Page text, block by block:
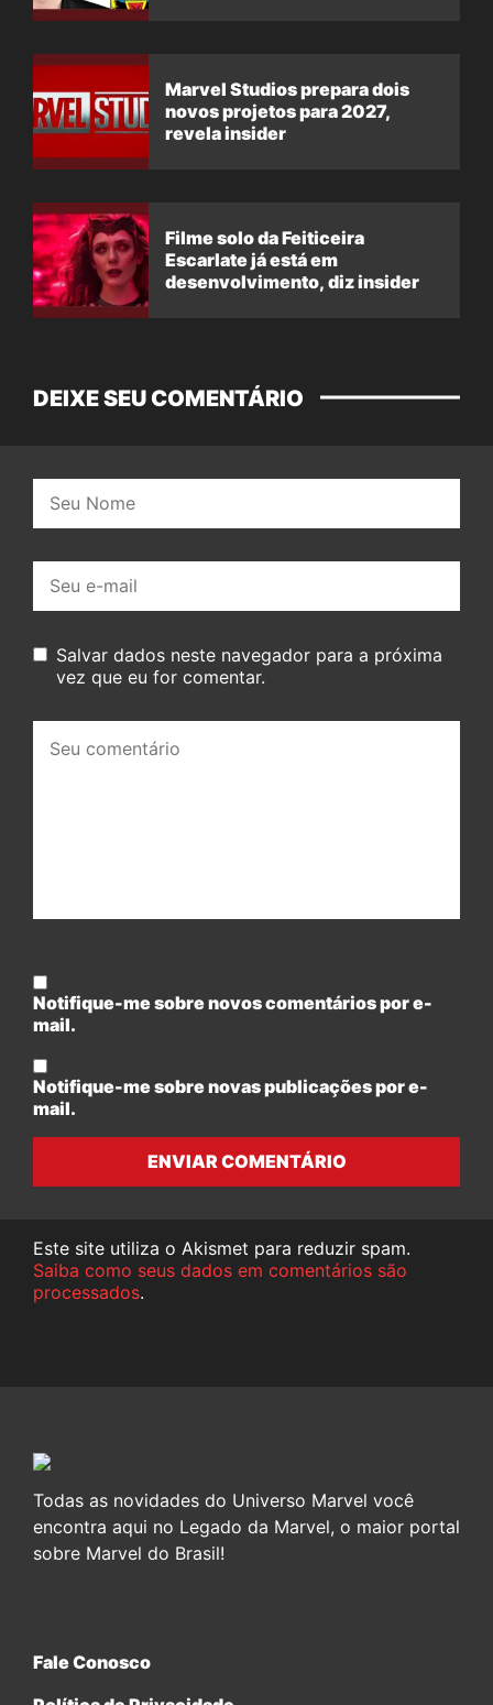
Marvel Studios prepara dois
novos projetos para 2027,
revela insider
Filme solo da Feiticeira
Escarlate já está em
desenvolvimento, diz insider
DEIXE SEU COMENTÁRIO
mail:
Salvar dados neste navegador para a próxima
vez que eu for comentar.
comentário:
Notifique-me sobre novos comentários por e-
mail.
Notifique-me sobre novas publicações por e-
mail.
ENVIAR COMENTÁRIO
Este site utiliza o Akismet para reduzir spam.
Saiba como seus dados em comentários são
processados.
Todas as novidades do Universo Marvel você
encontra aqui no Legado da Marvel, o maior portal
sobre Marvel do Brasil!
Fale Conosco